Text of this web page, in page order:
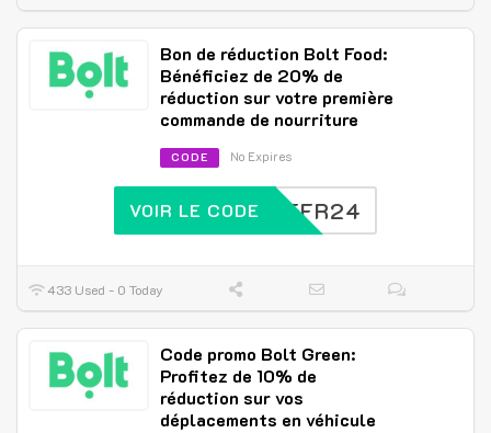
Bon de réduction Bolt Food:
Bénéficiez de 20% de
réduction sur votre première
commande de nourriture
CODE No Expires
BOLTFR24
VOIR LE CODE
433 Used - 0 Today
Code promo Bolt Green:
Profitez de 10% de
réduction sur vos
déplacements en véhicule